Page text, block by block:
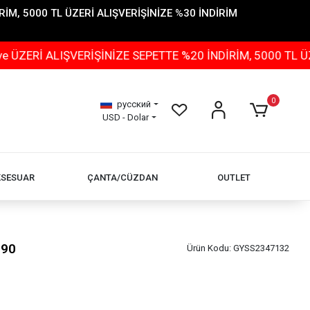
5000 TL ÜZERİ ALIŞVERİŞİNİZE %30 İNDİRİM
SEPETTE %20 İNDİRİM, 5000 TL ÜZERİ
русский
USD - Dolar
0
ÇANTA/CÜZDAN OUTLET
Ürün Kodu: GYSS2347132